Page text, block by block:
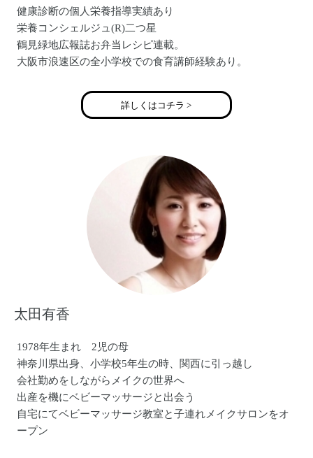
健康診断の個人栄養指導実績あり
栄養コンシェルジュ(R)二つ星
鶴見緑地広報誌お弁当レシピ連載。
大阪市浪速区の全小学校での食育講師経験あり。
い いのちをつなぐ 生きる力をつける食育
詳しくはコチラ >
太田有香
1978年生まれ 2児の母
神奈川県出身、小学校5年生の時、関西に引っ越し
会社勤めをしながらメイクの世界へ
出産を機にベビーマッサージと出会う
自宅にてベビーマッサージ教室と子連れメイクサロンをオ
ープン